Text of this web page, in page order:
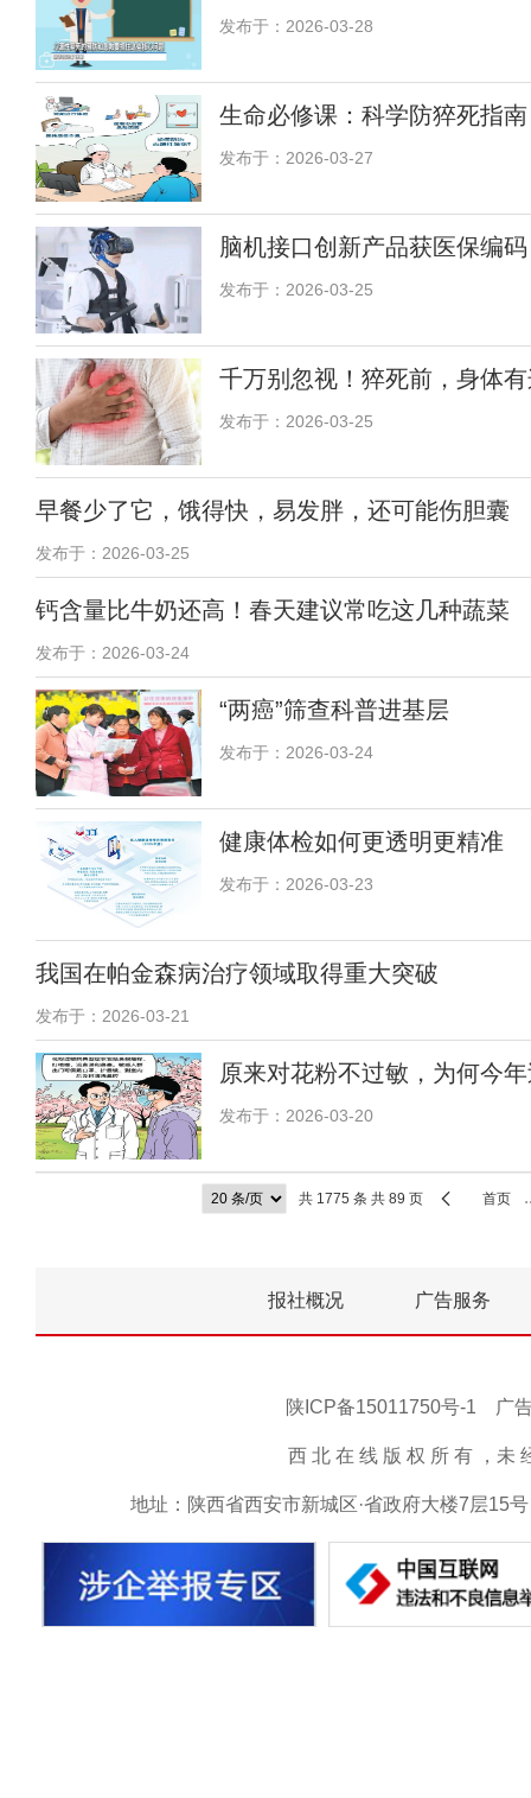
发布于：2026-03-28
生命必修课：科学防猝死指南
发布于：2026-03-27
脑机接口创新产品获医保编码
发布于：2026-03-25
千万别忽视！猝死前，身体有
发布于：2026-03-25
早餐少了它，饿得快，易发胖，还可能伤胆囊
发布于：2026-03-25
钙含量比牛奶还高！春天建议常吃这几种蔬菜
发布于：2026-03-24
“两癌”筛查科普进基层
发布于：2026-03-24
健康体检如何更透明更精准
发布于：2026-03-23
我国在帕金森病治疗领域取得重大突破
发布于：2026-03-21
原来对花粉不过敏，为何今
发布于：2026-03-20
共 1775 条 共 89 页 首页
报社概况 广告服务
陕ICP备15011750号-1 广
西 北 在 线 版 权 所 有 ，未
地址：陕西省西安市新城区·省政府大楼7层